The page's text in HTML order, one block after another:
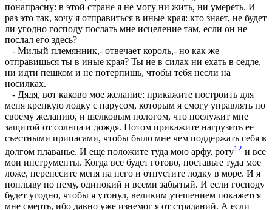
понапрасну: в этой стране я не могу ни жить, ни умереть. И
раз это так, хочу я отправиться в иные края: кто знает, не будет
ли угодно господу послать мне исцеление там, если он не
послал его здесь?
- Милый племянник,- отвечает король,- но как же
отправишься ты в иные края? Ты не в силах ни ехать в седле,
ни идти пешком и не потерпишь, чтобы тебя несли на
носилках.
- Дядя, вот каково мое желание: прикажите построить для
меня крепкую лодку с парусом, которым я смогу управлять по
своему желанию, и шелковым пологом, что послужит мне
защитой от солнца и дождя. Потом прикажите нагрузить ее
съестными припасами, чтобы было мне чем поддержать себя в
долгом плаванье. И еще положите туда мою арфу, роту12 и все
мои инструменты. Когда все будет готово, поставьте туда мое
ложе, перенесите меня на него и отпустите лодку в море. И я
поплыву по нему, одинокий и всеми забытый. И если господу
будет угодно, чтобы я утонул, великим утешением покажется
мне смерть, ибо давно уже изнемог я от страданий. А если